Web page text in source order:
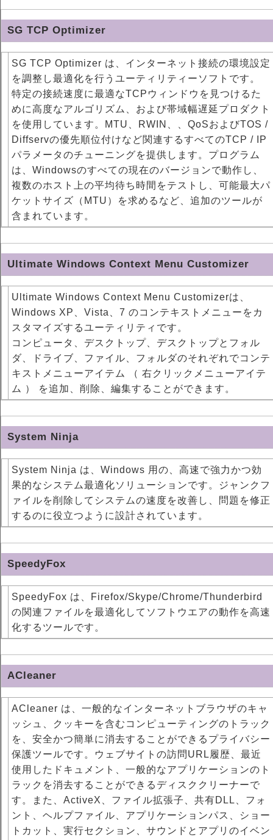
SG TCP Optimizer
SG TCP Optimizer は、インターネット接続の環境設定
を調整し最適化を行うユーティリティーソフトです。
特定の接続速度に最適なTCPウィンドウを見つけるた
めに高度なアルゴリズム、および帯域幅遅延プロダクト
を使用しています。MTU、RWIN、、QoSおよびTOS /
Diffservの優先順位付けなど関連するすべてのTCP / IP
パラメータのチューニングを提供します。プログラム
は、Windowsのすべての現在のバージョンで動作し、
複数のホスト上の平均待ち時間をテストし、可能最大パ
ケットサイズ（MTU）を求めるなど、追加のツールが
含まれています。
Ultimate Windows Context Menu Customizer
Ultimate Windows Context Menu Customizerは、
Windows XP、Vista、7 のコンテキストメニューをカ
スタマイズするユーティリティです。
コンピュータ、デスクトップ、デスクトップとフォル
ダ、ドライブ、ファイル、フォルダのそれぞれでコンテ
キストメニューアイテム （ 右クリックメニューアイテ
ム ） を追加、削除、編集することができます。
System Ninja
System Ninja は、Windows 用の、高速で強力かつ効
果的なシステム最適化ソリューションです。ジャンクフ
ァイルを削除してシステムの速度を改善し、問題を修正
するのに役立つように設計されています。
SpeedyFox
SpeedyFox は、Firefox/Skype/Chrome/Thunderbird
の関連ファイルを最適化してソフトウエアの動作を高速
化するツールです。
ACleaner
ACleaner は、一般的なインターネットブラウザのキャ
ッシュ、クッキーを含むコンピューティングのトラック
を、安全かつ簡単に消去することができるプライバシー
保護ツールです。ウェブサイトの訪問URL履歴、最近
使用したドキュメント、一般的なアプリケーションのト
ラックを消去することができるディスククリーナーで
す。また、ActiveX、ファイル拡張子、共有DLL、フォ
ント、ヘルプファイル、アプリケーションパス、ショー
トカット、実行セクション、サウンドとアプリのイベン